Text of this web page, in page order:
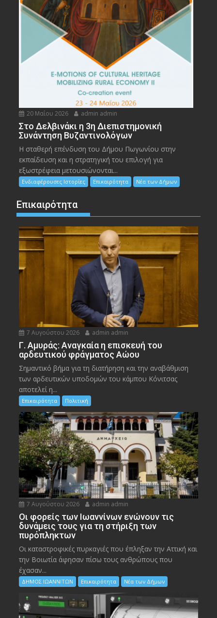
20 Μαΐου 2026 admin admin
Στο Δελβινάκι η 3η Διεπιστημονική
Συνάντηση Βυζαντινολόγων
Η σταθερή επένδυση του Δήμου Πωγωνίου στην
εκπαίδευση και η στρατηγική του επιλογή για
εξωστρέφεια μετουσιώνονται...
Ενδιαφέρουσες Ιστορίες Επικαιρότητα Νέα των Δήμων
Επικαιρότητα
7 Αυγούστου 2026 admin admin
Γ. Αμυράς: Αναγκαία η επισκευή του
αρδευτικού φράγματος Αώου
Σημαντικό βήμα για τη διατήρηση και την αναβάθμιση
των αρδευτικών υποδομών του κάμπου Κόνιτσας
αποτελεί η...
Επικαιρότητα Πολιτική
7 Αυγούστου 2026 admin admin
Οι φορείς των Ιωαννίνων ενώνουν τις
δυνάμεις τους για τη στήριξη των
πυρόπληκτων
Οι καταστροφικές πυρκαγιές που έπληξαν την Αττική και
την Bοιωτία άφησαν πίσω τους ανθρώπους που
έχασαν...
ΔΗΜΟΣ ΙΩΑΝΝΙΤΩΝ Επικαιρότητα Νέα των Δήμων